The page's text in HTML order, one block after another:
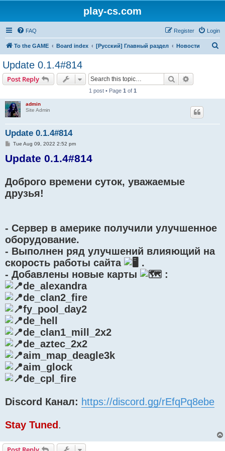
play-cs.com
FAQ Login
Register
To the GAME Board index [Русский] Главный раздел Новости
Update 0.1.4#814
Post Reply Search
1 post • Page 1 of 1
admin
Site Admin
Update 0.1.4#814
P
s
t
Tue Aug 09, 2022 2:52 pm
Update 0.1.4#814
Доброго времени суток, уважаемые
друзья!
- Сервер в америке получили улучшенное
оборудование.
- Выполнен ряд улучшений влияющий на
скорость работы сайта
.
- Добавлены новые карты
:
de_alexandra
de_clan2_fire
fy_pool_day2
de_hell
de_clan1_mill_2x2
de_aztec_2x2
aim_map_deagle3k
aim_glock
de_cpl_fire
Discord Канал: https://discord.gg/rEfqPq8ebe
Stay Tuned.